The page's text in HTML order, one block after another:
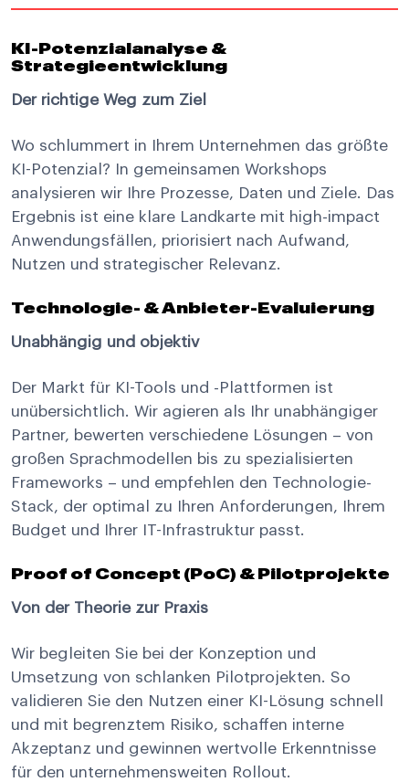
KI-Potenzialanalyse &
Strategieentwicklung
Der richtige Weg zum Ziel
Wo schlummert in Ihrem Unternehmen das größte
KI-Potenzial? In gemeinsamen Workshops
analysieren wir Ihre Prozesse, Daten und Ziele. Das
Ergebnis ist eine klare Landkarte mit high-impact
Anwendungsfällen, priorisiert nach Aufwand,
Nutzen und strategischer Relevanz.
Technologie- & Anbieter-Evaluierung
Unabhängig und objektiv
Der Markt für KI-Tools und -Plattformen ist
unübersichtlich. Wir agieren als Ihr unabhängiger
Partner, bewerten verschiedene Lösungen – von
großen Sprachmodellen bis zu spezialisierten
Frameworks – und empfehlen den Technologie-
Stack, der optimal zu Ihren Anforderungen, Ihrem
Budget und Ihrer IT-Infrastruktur passt.
Proof of Concept (PoC) & Pilotprojekte
Von der Theorie zur Praxis
Wir begleiten Sie bei der Konzeption und
Umsetzung von schlanken Pilotprojekten. So
validieren Sie den Nutzen einer KI-Lösung schnell
und mit begrenztem Risiko, schaffen interne
Akzeptanz und gewinnen wertvolle Erkenntnisse
für den unternehmensweiten Rollout.